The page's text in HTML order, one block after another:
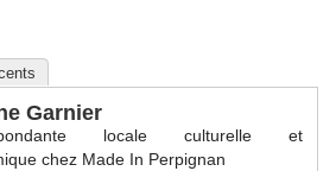
Garnier
locale culturelle et
chez Made In Perpignan